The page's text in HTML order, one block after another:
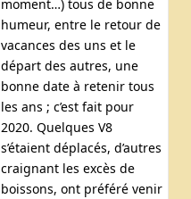
moment…) tous de bonne
humeur, entre le retour de
vacances des uns et le
départ des autres, une
bonne date à retenir tous
les ans ; c’est fait pour
2020. Quelques V8
s’étaient déplacés, d’autres
craignant les excès de
boissons, ont préféré venir